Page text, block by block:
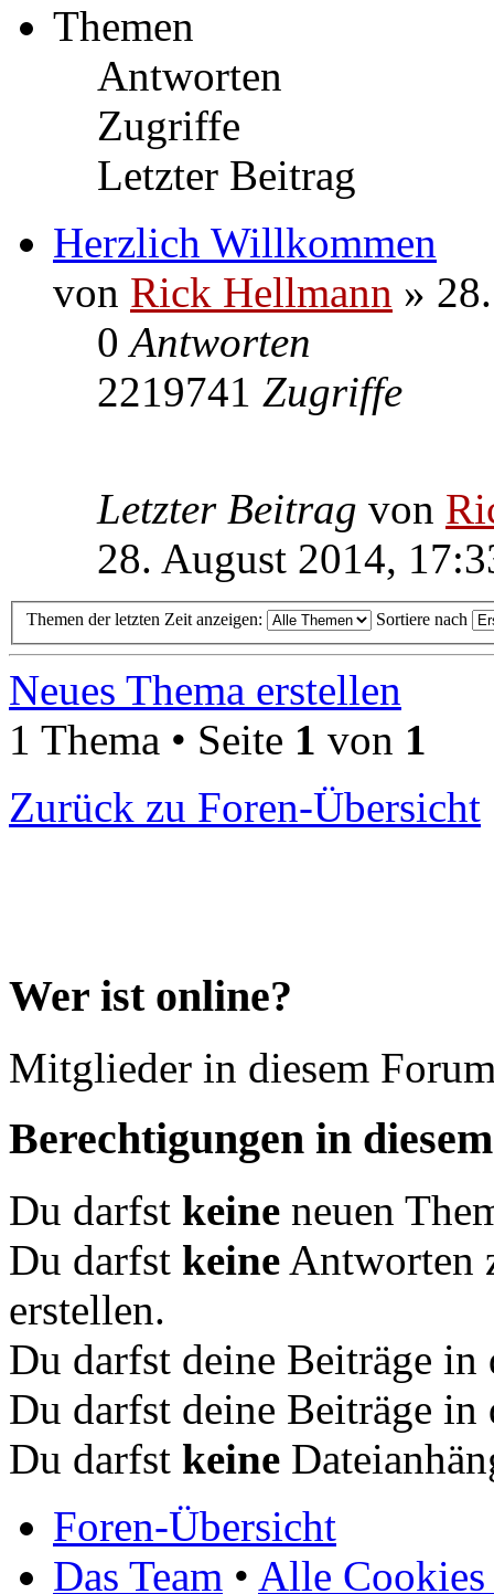
Themen
Antworten
Zugriffe
Letzter Beitrag
Herzlich Willkommen
von Rick Hellmann »
0Antworten
2219741 Zugriffe
Letzter Beitrag von
28. August 2014,
Themen der letzten Zeit anzeigen: Sortiere nach
Neues Thema erstellen
1 Thema • Seite 1 von 1
Zurück zu Foren-Übersicht
Wer ist online?
Mitglieder in diesem
Berechtigungen in
Du darfst keine neuen
Du darfst keine Antworten
erstellen.
Du darfst deine Beiträge
Du darfst deine Beiträge
Du darfst keine
Foren-Übersicht
Das Team • Alle Cookies